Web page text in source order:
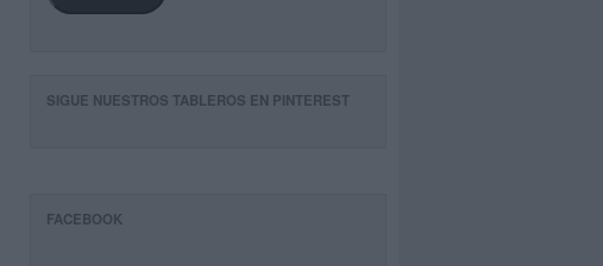
SIGUE NUESTROS TABLEROS EN PINTEREST
FACEBOOK